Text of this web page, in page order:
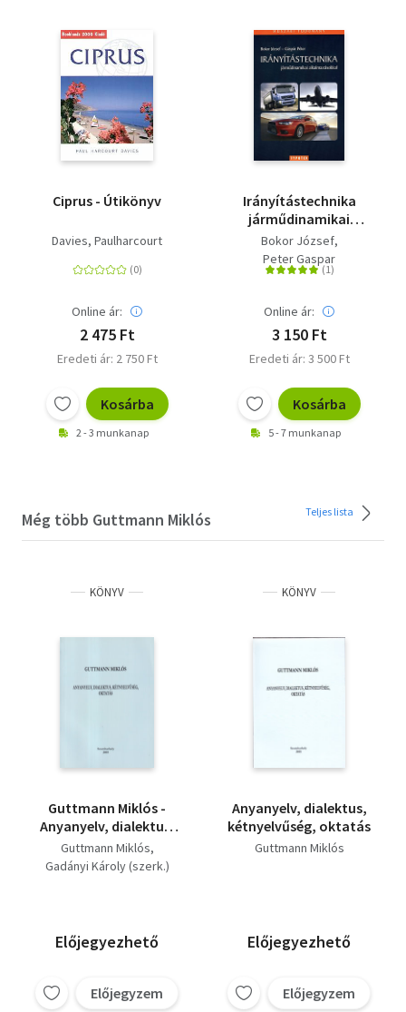
Ciprus - Útikönyv
Davies, Paulharcourt
Online ár:
2 475 Ft
Eredeti ár: 2 750 Ft
Kosárba
2 - 3 munkanap
Irányítástechnika
járműdinamikai
alkalmazásokkal
Bokor József
Peter Gaspar
Online ár:
3 150 Ft
Eredeti ár: 3 500 Ft
Kosárba
5 - 7 munkanap
Még több Guttmann Miklós Teljes lista
KÖNYV
Guttmann Miklós -
Anyanyelv, dialektus,
kétnyelvűség, oktatás
- Cikkek, tanulmányok
Guttmann Miklós
Gadányi Károly (szerk.)
Előjegyezhető
Előjegyzem
KÖNYV
Anyanyelv, dialektus,
kétnyelvűség, oktatás
Guttmann Miklós
Előjegyezhető
Előjegyzem